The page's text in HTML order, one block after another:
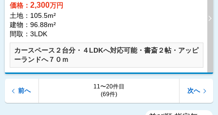
価格： 2,300万円
土地：105.5m²
建物：96.88m²
間取：3LDK
カースペース２台分・４LDKへ対応可能・書斎２帖・アッピ
ーランドへ７０ｍ
11〜20件目
(69件)
前へ 次へ